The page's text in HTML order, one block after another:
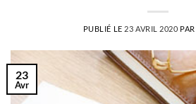
PUBLIÉ LE 23 AVRIL 2020 PAR
23
Avr